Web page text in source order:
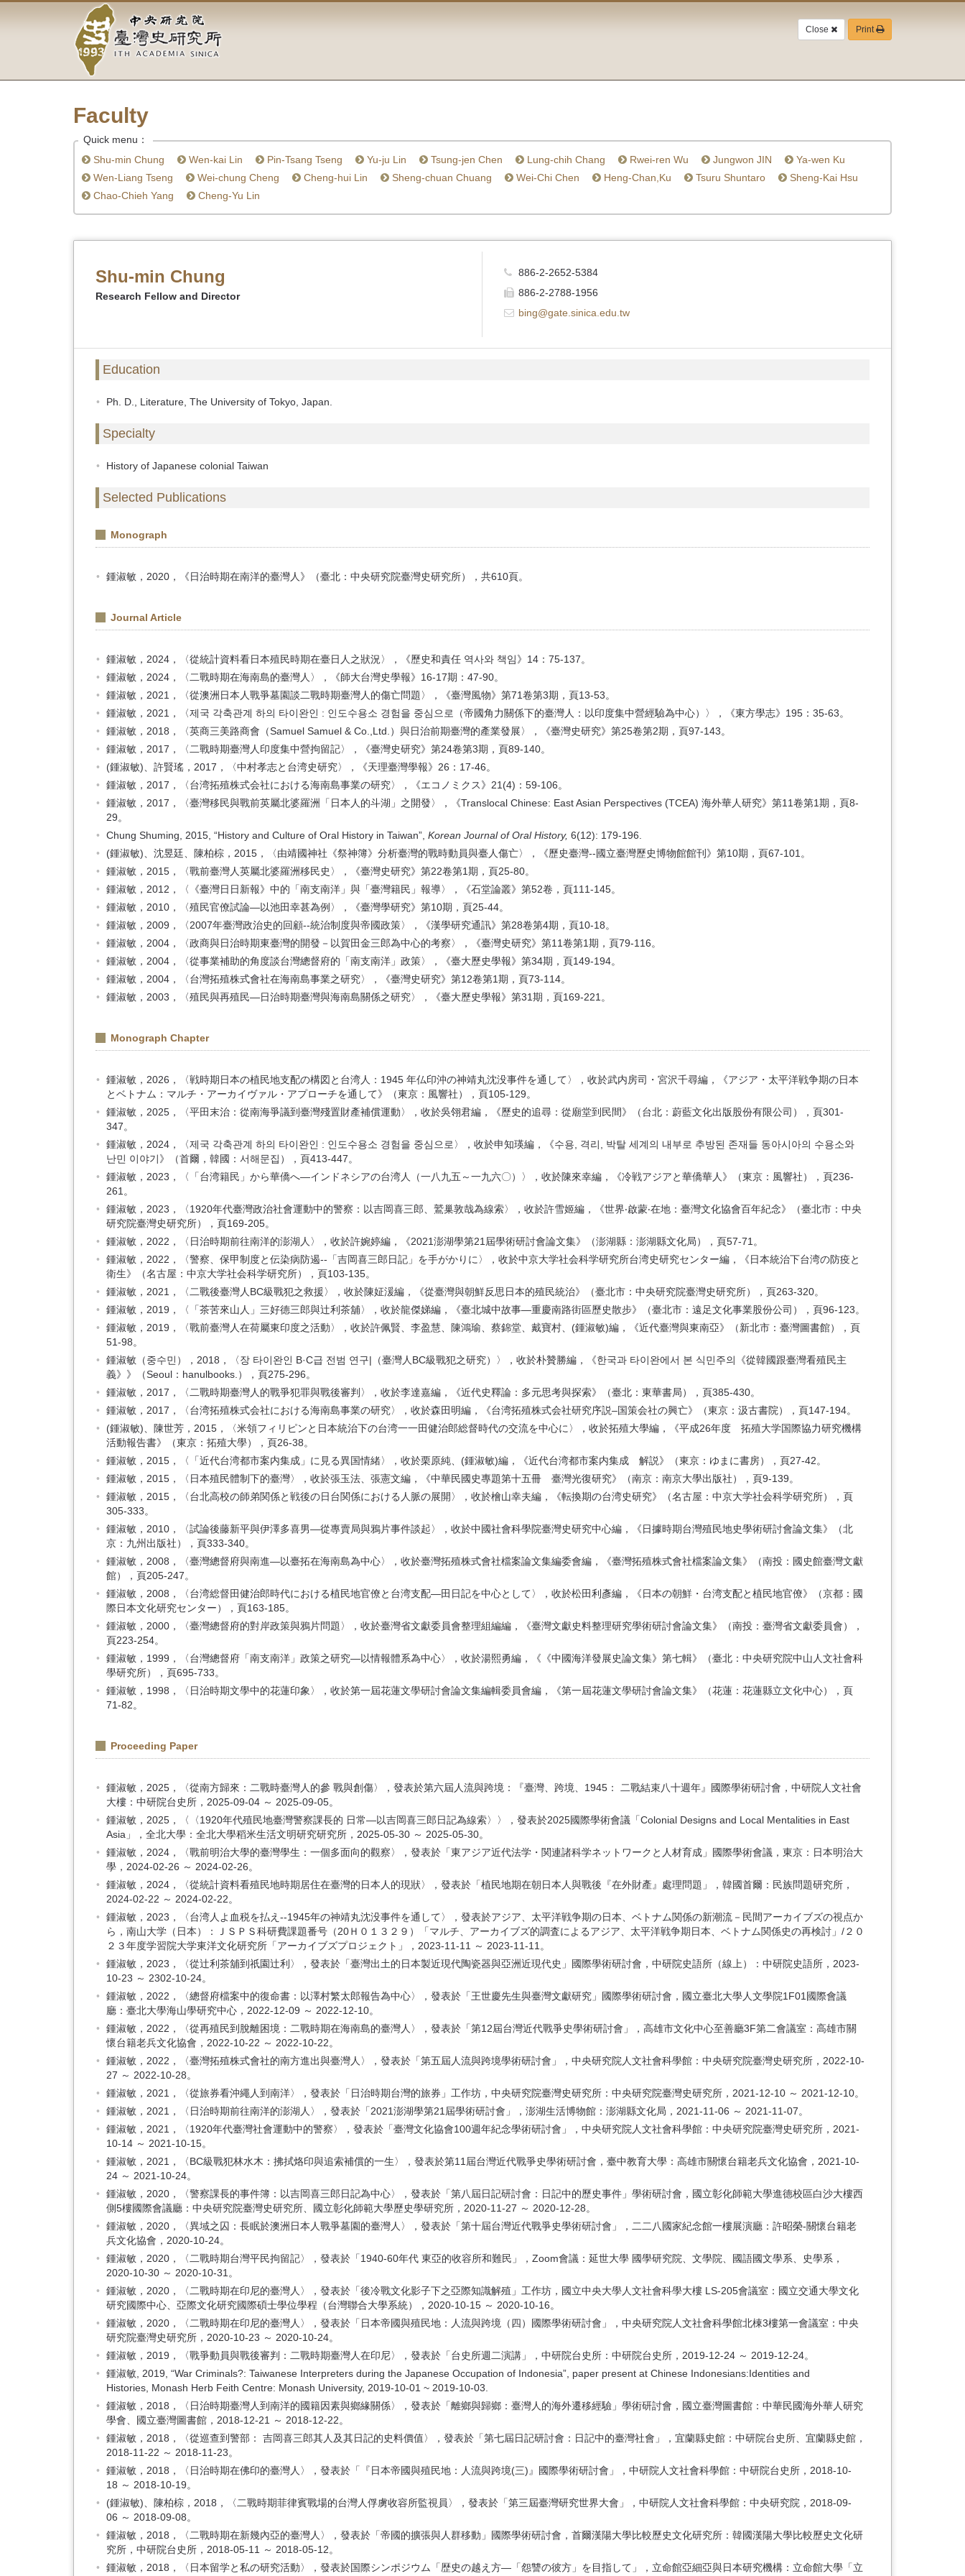
block
Academia
Sinica-
Taiwan
History
Institute-
Home
Close Print
Faculty
Quick menu：
Shu-min Chung
Wen-kai Lin Pin-Tsang Tseng Yu-ju Lin Tsung-jen Chen Lung-chih Chang Rwei-ren Wu Jungwon JIN
Ya-wen Ku
Wen-Liang Tseng
Wei-chung Cheng Cheng-hui Lin Sheng-chuan Chuang Wei-Chi Chen Heng-Chan,Ku Tsuru Shuntaro
Sheng-Kai Hsu
Chao-Chieh Yang
Cheng-Yu Lin
Shu-min Chung
Research Fellow and Director
886-2-2652-5384
886-2-2788-1956
bing@gate.sinica.edu.tw
Education
Ph. D., Literature, The University of Tokyo, Japan.
Specialty
History of Japanese colonial Taiwan
Selected Publications
Monograph
鍾淑敏，2020，《日治時期在南洋的臺灣人》（臺北：中央研究院臺灣史研究所），共610頁。
Journal Article
鍾淑敏，2024，〈從統計資料看日本殖民時期在臺日人之狀況〉，《歷史和責任 역사와 책임》14：75-137。
鍾淑敏，2024，〈二戰時期在海南島的臺灣人〉，《師大台灣史學報》16-17期：47-90。
鍾淑敏，2021，〈從澳洲日本人戰爭墓園談二戰時期臺灣人的傷亡問題〉，《臺灣風物》第71卷第3期，頁13-53。
鍾淑敏，2021，〈제국 각축관계 하의 타이완인 : 인도수용소 경험을 중심으로（帝國角力關係下的臺灣人：以印度集中營經驗為中心）〉，《東方學志》195：35-63。
鍾淑敏，2018，〈英商三美路商會（Samuel Samuel & Co.,Ltd.）與日治前期臺灣的產業發展〉，《臺灣史研究》第25卷第2期，頁97-143。
鍾淑敏，2017，〈二戰時期臺灣人印度集中營拘留記〉，《臺灣史研究》第24卷第3期，頁89-140。
(鍾淑敏)、許賢瑤，2017，〈中村孝志と台湾史研究〉，《天理臺灣學報》26：17-46。
鍾淑敏，2017，〈台湾拓殖株式会社における海南島事業の研究〉，《エコノミクス》21(4)：59-106。
鍾淑敏，2017，〈臺灣移民與戰前英屬北婆羅洲「日本人的斗湖」之開發〉，《Translocal Chinese: East Asian Perspectives (TCEA) 海外華人研究》第11卷第1期，頁8-
29。
Chung Shuming, 2015, “History and Culture of Oral History in Taiwan”, Korean Journal of Oral History, 6(12): 179-196.
(鍾淑敏)、沈昱廷、陳柏棕，2015，〈由靖國神社《祭神簿》分析臺灣的戰時動員與臺人傷亡〉，《歷史臺灣--國立臺灣歷史博物館館刊》第10期，頁67-101。
鍾淑敏，2015，〈戰前臺灣人英屬北婆羅洲移民史〉，《臺灣史研究》第22卷第1期，頁25-80。
鍾淑敏，2012，〈《臺灣日日新報》中的「南支南洋」與「臺灣籍民」報導〉，《石堂論叢》第52卷，頁111-145。
鍾淑敏，2010，〈殖民官僚試論—以池田幸甚為例〉，《臺灣學研究》第10期，頁25-44。
鍾淑敏，2009，〈2007年臺灣政治史的回顧--統治制度與帝國政策〉，《漢學研究通訊》第28卷第4期，頁10-18。
鍾淑敏，2004，〈政商與日治時期東臺灣的開發－以賀田金三郎為中心的考察〉，《臺灣史研究》第11卷第1期，頁79-116。
鍾淑敏，2004，〈從事業補助的角度談台灣總督府的「南支南洋」政策〉，《臺大歷史學報》第34期，頁149-194。
鍾淑敏，2004，〈台灣拓殖株式會社在海南島事業之研究〉，《臺灣史研究》第12卷第1期，頁73-114。
鍾淑敏，2003，〈殖民與再殖民—日治時期臺灣與海南島關係之研究〉，《臺大歷史學報》第31期，頁169-221。
Monograph Chapter
鍾淑敏，2026，〈戦時期日本の植民地支配の構図と台湾人：1945 年仏印沖の神靖丸沈没事件を通して〉，收於武内房司・宮沢千尋編，《アジア・太平洋戦争期の日本
とベトナム：マルチ・アーカイヴァル・アプローチを通して》（東京：風響社），頁105-129。
鍾淑敏，2025，〈平田末治：從南海爭議到臺灣殘置財產補償運動〉，收於吳翎君編，《歷史的追尋：從廟堂到民間》（台北：蔚藍文化出版股份有限公司），頁301-
347。
鍾淑敏，2024，〈제국 각축관계 하의 타이완인 : 인도수용소 경험을 중심으로〉，收於申知瑛編，《수용, 격리, 박탈 세계의 내부로 추방된 존재들 동아시아의 수용소와
난민 이야기》（首爾，韓國：서해문집），頁413-447。
鍾淑敏，2023，〈「台湾籍民」から華僑へ―インドネシアの台湾人（一八九五～一九六〇）〉，收於陳來幸編，《冷戦アジアと華僑華人》（東京：風響社），頁236-
261。
鍾淑敏，2023，〈1920年代臺灣政治社會運動中的警察：以吉岡喜三郎、鷲巢敦哉為線索〉，收於許雪姬編，《世界‧啟蒙‧在地：臺灣文化協會百年紀念》（臺北市：中央
研究院臺灣史研究所），頁169-205。
鍾淑敏，2022，〈日治時期前往南洋的澎湖人〉，收於許婉婷編，《2021澎湖學第21屆學術研討會論文集》（澎湖縣：澎湖縣文化局），頁57-71。
鍾淑敏，2022，〈警察、保甲制度と伝染病防遏--「吉岡喜三郎日記」を手がかりに〉，收於中京大学社会科学研究所台湾史研究センター編，《日本統治下台湾の防疫と
衛生》（名古屋：中京大学社会科学研究所），頁103-135。
鍾淑敏，2021，〈二戰後臺灣人BC級戰犯之救援〉，收於陳姃湲編，《從臺灣與朝鮮反思日本的殖民統治》（臺北市：中央研究院臺灣史研究所），頁263-320。
鍾淑敏，2019，〈「茶苦來山人」三好德三郎與辻利茶舖〉，收於龍傑娣編，《臺北城中故事—重慶南路街區歷史散步》（臺北市：遠足文化事業股份公司），頁96-123。
鍾淑敏，2019，〈戰前臺灣人在荷屬東印度之活動〉，收於許佩賢、李盈慧、陳鴻瑜、蔡錦堂、戴寶村、(鍾淑敏)編，《近代臺灣與東南亞》（新北市：臺灣圖書館），頁
51-98。
鍾淑敏（중수민），2018，〈장 타이완인 B·C급 전범 연구|（臺灣人BC級戰犯之研究）〉，收於朴贊勝編，《한국과 타이완에서 본 식민주의《從韓國跟臺灣看殖民主
義》》（Seoul：hanulbooks.），頁275-296。
鍾淑敏，2017，〈二戰時期臺灣人的戰爭犯罪與戰後審判〉，收於李達嘉編，《近代史釋論：多元思考與探索》（臺北：東華書局），頁385-430。
鍾淑敏，2017，〈台湾拓殖株式会社における海南島事業の研究〉，收於森田明編，《台湾拓殖株式会社研究序説–国策会社の興亡》（東京：汲古書院），頁147-194。
(鍾淑敏)、陳世芳，2015，〈米領フィリピンと日本統治下の台湾一一田健治郎総督時代の交流を中心に〉，收於拓殖大學編，《平成26年度 拓殖大学国際協力研究機構
活動報告書》（東京：拓殖大學），頁26-38。
鍾淑敏，2015，〈「近代台湾都市案内集成」に見る異国情緒〉，收於栗原純、(鍾淑敏)編，《近代台湾都市案内集成 解説》（東京：ゆまに書房），頁27-42。
鍾淑敏，2015，〈日本殖民體制下的臺灣〉，收於張玉法、張憲文編，《中華民國史專題第十五冊 臺灣光復研究》（南京：南京大學出版社），頁9-139。
鍾淑敏，2015，〈台北高校の師弟関係と戦後の日台関係における人脈の展開〉，收於檜山幸夫編，《転換期の台湾史研究》（名古屋：中京大学社会科学研究所），頁
305-333。
鍾淑敏，2010，〈試論後藤新平與伊澤多喜男—從專賣局與鴉片事件談起〉，收於中國社會科學院臺灣史研究中心編，《日據時期台灣殖民地史學術研討會論文集》（北
京：九州出版社），頁333-340。
鍾淑敏，2008，〈臺灣總督府與南進—以臺拓在海南島為中心〉，收於臺灣拓殖株式會社檔案論文集編委會編，《臺灣拓殖株式會社檔案論文集》（南投：國史館臺灣文獻
館），頁205-247。
鍾淑敏，2008，〈台湾総督田健治郎時代における植民地官僚と台湾支配—田日記を中心として〉，收於松田利彥編，《日本の朝鮮・台湾支配と植民地官僚》（京都：國
際日本文化研究センター），頁163-185。
鍾淑敏，2000，〈臺灣總督府的對岸政策與鴉片問題〉，收於臺灣省文獻委員會整理組編編，《臺灣文獻史料整理研究學術研討會論文集》（南投：臺灣省文獻委員會），
頁223-254。
鍾淑敏，1999，〈台灣總督府「南支南洋」政策之研究—以情報體系為中心〉，收於湯熙勇編，《《中國海洋發展史論文集》第七輯》（臺北：中央研究院中山人文社會科
學研究所），頁695-733。
鍾淑敏，1998，〈日治時期文學中的花蓮印象〉，收於第一屆花蓮文學研討會論文集編輯委員會編，《第一屆花蓮文學研討會論文集》（花蓮：花蓮縣立文化中心），頁
71-82。
Proceeding Paper
鍾淑敏，2025，〈從南方歸來：二戰時臺灣人的參 戰與創傷〉，發表於第六屆人流與跨境：『臺灣、跨境、1945： 二戰結束八十週年』國際學術研討會，中研院人文社會
大樓：中研院台史所，2025-09-04 ～ 2025-09-05。
鍾淑敏，2025，〈〈1920年代殖民地臺灣警察課長的 日常—以吉岡喜三郎日記為線索〉〉，發表於2025國際學術會議「Colonial Designs and Local Mentalities in East
Asia」，全北大學：全北大學稻米生活文明研究研究所，2025-05-30 ～ 2025-05-30。
鍾淑敏，2024，〈戰前明治大學的臺灣學生：一個多面向的觀察〉，發表於「東アジア近代法学・関連諸科学ネットワークと人材育成」國際學術會議，東京：日本明治大
學，2024-02-26 ～ 2024-02-26。
鍾淑敏，2024，〈從統計資料看殖民地時期居住在臺灣的日本人的現狀〉，發表於「植民地期在朝日本人與戰後『在外財產』處理問題」，韓國首爾：民族問題研究所，
2024-02-22 ～ 2024-02-22。
鍾淑敏，2023，〈台湾人よ血税を払え--1945年の神靖丸沈没事件を通して〉，發表於アジア、太平洋戦争期の日本、ベトナム関係の新潮流－民間アーカイブズの視点か
ら，南山大学（日本）：ＪＳＰＳ科研費課題番号（20Ｈ０１３２９）「マルチ、アーカイブズ的調査によるアジア、太平洋戦争期日本、ベトナム関係史の再検討」/２０
２３年度学習院大学東洋文化研究所「アーカイブズプロジェクト」，2023-11-11 ～ 2023-11-11。
鍾淑敏，2023，〈從辻利茶舖到祇園辻利〉，發表於「臺灣出土的日本製近現代陶瓷器與亞洲近現代史」國際學術研討會，中研院史語所（線上）：中研院史語所，2023-
10-23 ～ 2302-10-24。
鍾淑敏，2022，〈總督府檔案中的復命書：以澤村繁太郎報告為中心〉，發表於「王世慶先生與臺灣文獻研究」國際學術研討會，國立臺北大學人文學院1F01國際會議
廳：臺北大學海山學研究中心，2022-12-09 ～ 2022-12-10。
鍾淑敏，2022，〈從再殖民到脫離困境：二戰時期在海南島的臺灣人〉，發表於「第12屆台灣近代戰爭史學術研討會」，高雄市文化中心至善廳3F第二會議室：高雄市關
懷台籍老兵文化協會，2022-10-22 ～ 2022-10-22。
鍾淑敏，2022，〈臺灣拓殖株式會社的南方進出與臺灣人〉，發表於「第五屆人流與跨境學術研討會」，中央研究院人文社會科學館：中央研究院臺灣史研究所，2022-10-
27 ～ 2022-10-28。
鍾淑敏，2021，〈從旅券看沖繩人到南洋〉，發表於「日治時期台灣的旅券」工作坊，中央研究院臺灣史研究所：中央研究院臺灣史研究所，2021-12-10 ～ 2021-12-10。
鍾淑敏，2021，〈日治時期前往南洋的澎湖人〉，發表於「2021澎湖學第21屆學術研討會」，澎湖生活博物館：澎湖縣文化局，2021-11-06 ～ 2021-11-07。
鍾淑敏，2021，〈1920年代臺灣社會運動中的警察〉，發表於「臺灣文化協會100週年紀念學術研討會」，中央研究院人文社會科學館：中央研究院臺灣史研究所，2021-
10-14 ～ 2021-10-15。
鍾淑敏，2021，〈BC級戰犯林水木：拂拭烙印與追索補償的一生〉，發表於第11屆台灣近代戰爭史學術研討會，臺中教育大學：高雄市關懷台籍老兵文化協會，2021-10-
24 ～ 2021-10-24。
鍾淑敏，2020，〈警察課長的事件簿：以吉岡喜三郎日記為中心〉，發表於「第八屆日記研討會：日記中的歷史事件」學術研討會，國立彰化師範大學進德校區白沙大樓西
側5樓國際會議廳：中央研究院臺灣史研究所、國立彰化師範大學歷史學研究所，2020-11-27 ～ 2020-12-28。
鍾淑敏，2020，〈異域之囚：長眠於澳洲日本人戰爭墓園的臺灣人〉，發表於「第十屆台灣近代戰爭史學術研討會」，二二八國家紀念館一樓展演廳：許昭榮-關懷台籍老
兵文化協會，2020-10-24。
鍾淑敏，2020，〈二戰時期台灣平民拘留記〉，發表於「1940-60年代 東亞的收容所和難民」，Zoom會議：延世大學 國學研究院、文學院、國語國文學系、史學系，
2020-10-30 ～ 2020-10-31。
鍾淑敏，2020，〈二戰時期在印尼的臺灣人〉，發表於「後冷戰文化影子下之亞際知識解殖」工作坊，國立中央大學人文社會科學大樓 LS-205會議室：國立交通大學文化
研究國際中心、亞際文化研究國際碩士學位學程（台灣聯合大學系統），2020-10-15 ～ 2020-10-16。
鍾淑敏，2020，〈二戰時期在印尼的臺灣人〉，發表於「日本帝國與殖民地：人流與跨境（四）國際學術研討會」，中央研究院人文社會科學館北棟3樓第一會議室：中央
研究院臺灣史研究所，2020-10-23 ～ 2020-10-24。
鍾淑敏，2019，〈戰爭動員與戰後審判：二戰時期臺灣人在印尼〉，發表於「台史所週二演講」，中研院台史所：中研院台史所，2019-12-24 ～ 2019-12-24。
鍾淑敏, 2019, “War Criminals?: Taiwanese Interpreters during the Japanese Occupation of Indonesia”, paper present at Chinese Indonesians:Identities and
Histories, Monash Herb Feith Centre: Monash University, 2019-10-01 ~ 2019-10-03.
鍾淑敏，2018，〈日治時期臺灣人到南洋的國籍因素與鄉緣關係〉，發表於「離鄉與歸鄉：臺灣人的海外遷移經驗」學術研討會，國立臺灣圖書館：中華民國海外華人研究
學會、國立臺灣圖書館，2018-12-21 ～ 2018-12-22。
鍾淑敏，2018，〈從巡查到警部： 吉岡喜三郎其人及其日記的史料價值〉，發表於「第七屆日記研討會：日記中的臺灣社會」，宜蘭縣史館：中研院台史所、宜蘭縣史館，
2018-11-22 ～ 2018-11-23。
鍾淑敏，2018，〈日治時期在佛印的臺灣人〉，發表於「『日本帝國與殖民地：人流與跨境(三)』國際學術研討會」，中研院人文社會科學館：中研院台史所，2018-10-
18 ～ 2018-10-19。
(鍾淑敏)、陳柏棕，2018，〈二戰時期菲律賓戰場的台灣人俘虜收容所監視員〉，發表於「第三屆臺灣研究世界大會」，中研院人文社會科學館：中央研究院，2018-09-
06 ～ 2018-09-08。
鍾淑敏，2018，〈二戰時期在新幾內亞的臺灣人〉，發表於「帝國的擴張與人群移動」國際學術研討會，首爾漢陽大學比較歷史文化研究所：韓國漢陽大學比較歷史文化研
究所，中研院台史所，2018-05-11 ～ 2018-05-12。
鍾淑敏，2018，〈日本留学と私の研究活動〉，發表於国際シンポジウム「歴史の越え方—「怨讐の彼方」を目指して」，立命館亞細亞與日本研究機構：立命館大學「立